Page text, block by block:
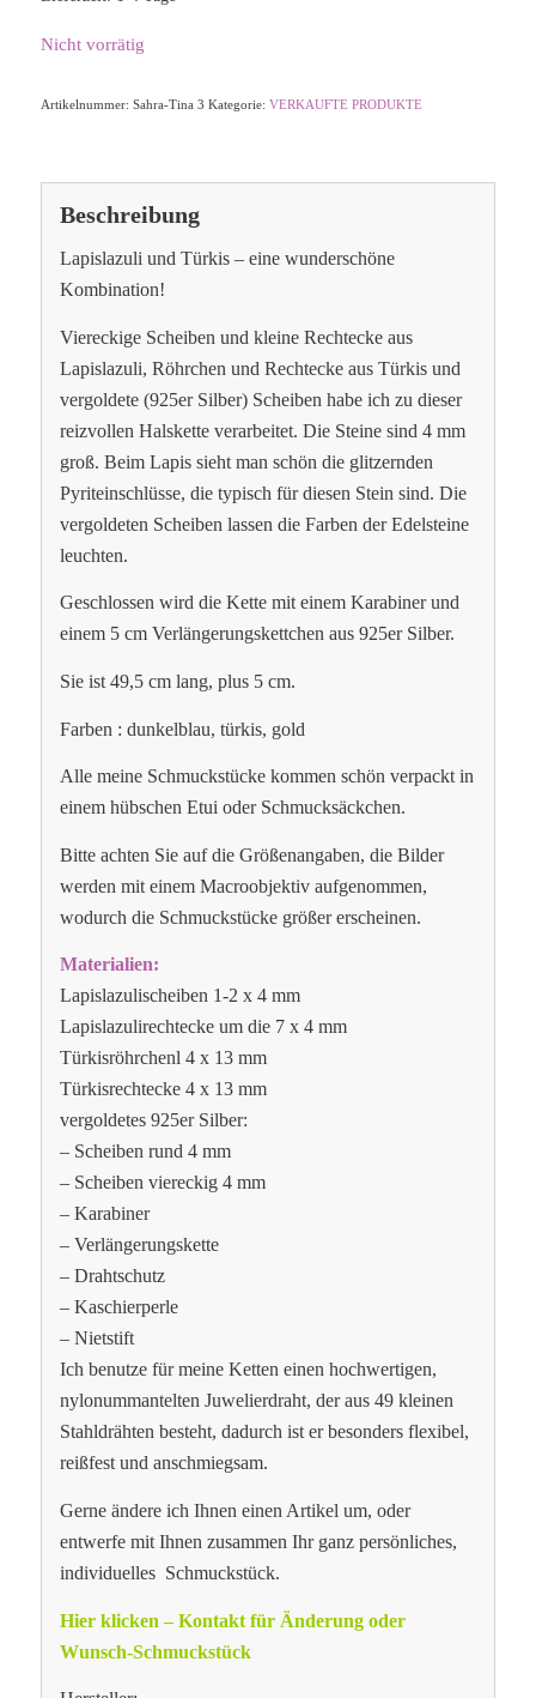
Nicht vorrätig
Artikelnummer: Sahra-Tina 3 Kategorie: VERKAUFTE PRODUKTE
Beschreibung
Lapislazuli und Türkis – eine wunderschöne
Kombination!
Viereckige Scheiben und kleine Rechtecke aus
Lapislazuli, Röhrchen und Rechtecke aus Türkis und
vergoldete (925er Silber) Scheiben habe ich zu dieser
reizvollen Halskette verarbeitet. Die Steine sind 4 mm
groß. Beim Lapis sieht man schön die glitzernden
Pyriteinschlüsse, die typisch für diesen Stein sind. Die
vergoldeten Scheiben lassen die Farben der Edelsteine
leuchten.
Geschlossen wird die Kette mit einem Karabiner und
einem 5 cm Verlängerungskettchen aus 925er Silber.
Sie ist 49,5 cm lang, plus 5 cm.
Farben : dunkelblau, türkis, gold
Alle meine Schmuckstücke kommen schön verpackt in
einem hübschen Etui oder Schmucksäckchen.
Bitte achten Sie auf die Größenangaben, die Bilder
werden mit einem Macroobjektiv aufgenommen,
wodurch die Schmuckstücke größer erscheinen.
Materialien:
Lapislazulischeiben 1-2 x 4 mm
Lapislazulirechtecke um die 7 x 4 mm
Türkisröhrchenl 4 x 13 mm
Türkisrechtecke 4 x 13 mm
vergoldetes 925er Silber:
– Scheiben rund 4 mm
– Scheiben viereckig 4 mm
– Karabiner
– Verlängerungskette
– Drahtschutz
– Kaschierperle
– Nietstift
Ich benutze für meine Ketten einen hochwertigen,
nylonummantelten Juwelierdraht, der aus 49 kleinen
Stahldrähten besteht, dadurch ist er besonders flexibel,
reißfest und anschmiegsam.
Gerne ändere ich Ihnen einen Artikel um, oder
entwerfe mit Ihnen zusammen Ihr ganz persönliches,
individuelles Schmuckstück.
Hier klicken – Kontakt für Änderung oder
Wunsch-Schmuckstück